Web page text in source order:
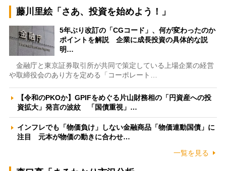
藤川里絵「さあ、投資を始めよう！」
5年ぶり改訂の「CGコード」、何が変わったのか
ポイントを解説 企業に成長投資の具体的な説
明…
金融庁と東京証券取引所が共同で策定している上場企業の経営
や取締役会のあり方を定める「コーポレート…
【令和のPKOか】GPIFをめぐる片山財務相の「円資産への投
資拡大」発言の波紋 「国債重視」…
インフレでも「物価負け」しない金融商品「物価連動国債」に
注目 元本が物価の動きに合わせ…
一覧を見る